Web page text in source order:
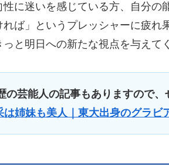
に迷いを感じている方、自分の
れば」というプレッシャーに疲
と明日への新たな視点を与えて
の芸能人の記事もありますので、
は姉妹も美人｜東大出身のグラビ